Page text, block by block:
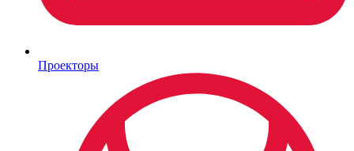
Проекторы